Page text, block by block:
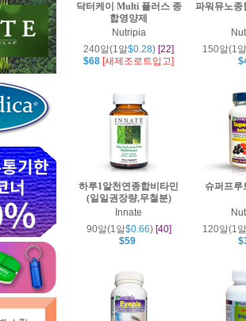
닥터케이 Multi 플러스 종
합영양제
Nutripia
240알(1알$0.28) [22]
$68 [새제조로트입고]
파워뮤노종
150알(1알
하루1알천연종합비타민
(일일권장량,무철분)
Innate
90알(1알$0.66) [40]
$59
슈퍼프루
120알(1알